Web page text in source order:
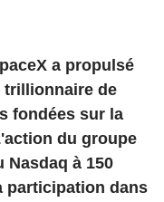
a propulsé
trillionnaire de
fondées sur la
du groupe
Nasdaq à 150
participation dans